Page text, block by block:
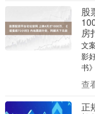
股
房
文
影
书
先
查
正